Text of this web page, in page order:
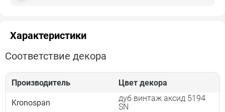
Характеристики
Соответствие декора
Производитель Цвет декора
Kronospan
дуб винтаж аксид 5194
SN